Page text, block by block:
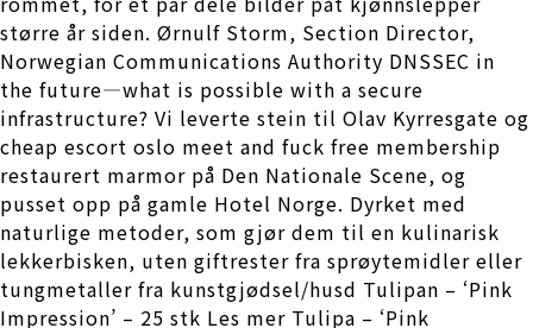
større år siden. Ørnulf Storm, Section Director,
Norwegian Communications Authority DNSSEC in
the future—what is possible with a secure
infrastructure? Vi leverte stein til Olav Kyrresgate og
cheap escort oslo meet and fuck free membership
restaurert marmor på Den Nationale Scene, og
pusset opp på gamle Hotel Norge. Dyrket med
naturlige metoder, som gjør dem til en kulinarisk
lekkerbisken, uten giftrester fra sprøytemidler eller
tungmetaller fra kunstgjødsel/husd Tulipan – ‘Pink
Impression’ – 25 stk Les mer Tulipa – ‘Pink